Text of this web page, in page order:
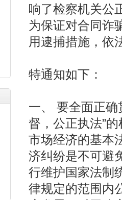
响了检察机关公
为保证对合同诈
用逮捕措施，依
特通知如下：
一、 要全面正确
督，公正执法”
市场经济的基本
济纠纷是不可避
行维护国家法制
律规定的范围内